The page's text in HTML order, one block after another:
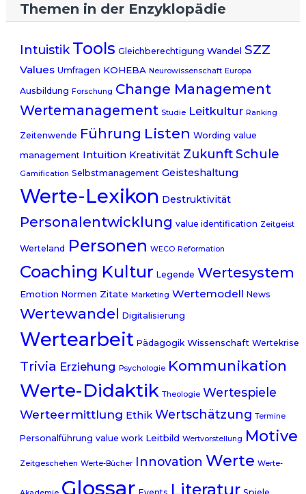
Themen in der Enzyklopädie
Intuistik Tools Gleichberechtigung Wandel SZZ
Values Umfragen KOHEBA Neurowissenschaft Europa
Ausbildung Forschung Change Management
Wertemanagement Studie Leitkultur Ranking
Zeitenwende Führung Listen Wording value
management Intuition Kreativität ZukunftSchule
Gamification Selbstmanagement Geisteshaltung
Werte-Lexikon Destruktivität
Personalentwicklung value identification Zeitgeist
Werteland Personen WECO Reformation
Coaching Kultur Legende Wertesystem
Emotion Normen Zitate Marketing Wertemodell News
Wertewandel Digitalisierung
Wertearbeit Pädagogik Wissenschaft Wertekrise
Trivia Erziehung Psychologie Kommunikation
Werte-Didaktik Theologie Wertespiele
Werteermittlung Ethik Wertschätzung Termine
Personalführung value work Leitbild Wertvorstellung Motive
Zeitgeschehen Werte-Bücher Innovation Werte Werte-
Glossar Literatur